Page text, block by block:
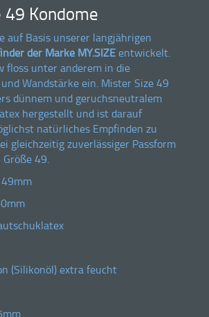
Kondome
auf Basis unserer langjährigen
der Marke MY.SIZEentwickelt.
floss unter anderem in die
Wandstärke ein. Mister Size 49
dünnem und geruchsneutralem
hergestellt und ist darauf
natürliches Empfinden zu
gleichzeitig zuverlässiger Passform
49.
(Silikonöl) extra feucht